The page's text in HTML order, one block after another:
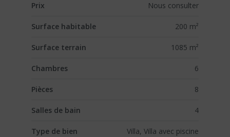
Prix Nous consulter
Surface habitable 200 m²
Surface terrain 1085 m²
Chambres 6
Pièces 8
Salles de bain 4
Type de bien Villa, Villa avec piscine